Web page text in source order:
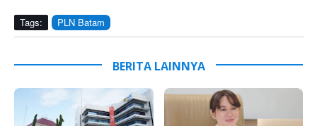
Tags: PLN Batam
BERITA LAINNYA